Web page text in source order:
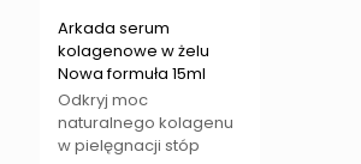
Arkada serum
kolagenowe w żelu
Nowa formuła 15ml
Odkryj moc
naturalnego kolagenu
w pielęgnacji stóp